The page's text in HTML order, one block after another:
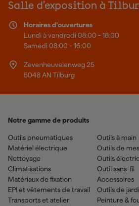
Salle d'exposition à
Horaires d'ouvertures
Lundi à vendredi 08:00 - 18:00
Samedi 08:00 - 16:00
Zevenheuvelenweg 25
5048 AN Tilburg
Notre gamme de produits
Outils pneumatiques
Matériel électrique
Nettoyage
Climatisations
Matériaux de fixation
EPI et vêtements de travail
Transports et atelier
Outils à main
Outils de
Outils
Outil sans-fil
Accessoires
Outils de
Peinture &